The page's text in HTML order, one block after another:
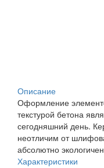
Описание
Оформление
текстурой бетона
сегодняшний день.
неотличим от
абсолютно
Характеристики